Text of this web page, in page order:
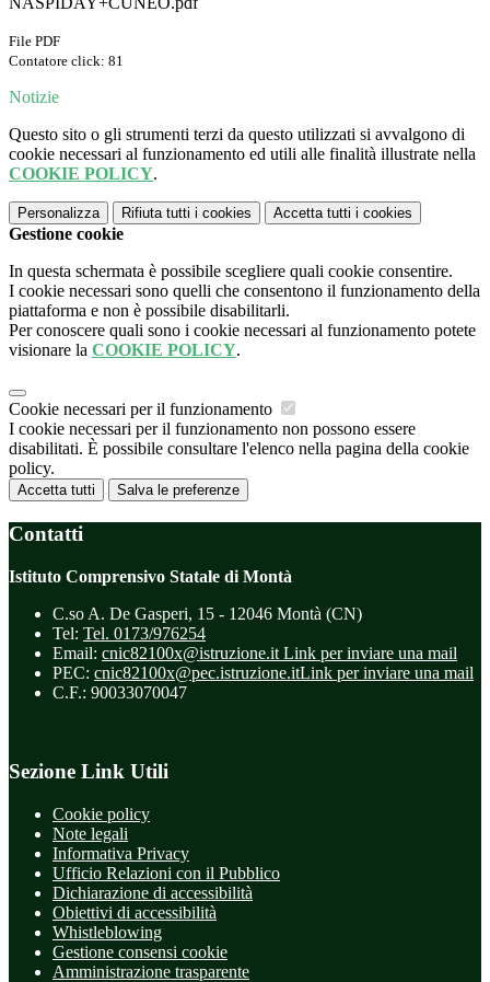
File PDF
Contatore click: 81
Notizie
Questo sito o gli strumenti terzi da questo utilizzati si avvalgono di
cookie necessari al funzionamento ed utili alle finalità illustrate nella
COOKIE POLICY.
Personalizza Rifiuta tutti i cookies Accetta tutti i cookies
Gestione cookie
In questa schermata è possibile scegliere quali cookie consentire.
I cookie necessari sono quelli che consentono il funzionamento della
piattaforma e non è possibile disabilitarli.
Per conoscere quali sono i cookie necessari al funzionamento potete
visionare la COOKIE POLICY.
Cookie necessari per il funzionamento
I cookie necessari per il funzionamento non possono essere
disabilitati. È possibile consultare l'elenco nella pagina della cookie
policy.
Accetta tutti Salva le preferenze
Contatti
Istituto Comprensivo Statale di Montà
C.so A. De Gasperi, 15 - 12046 Montà (CN)
Tel: Tel. 0173/976254
Email: cnic82100x@istruzione.it Link per inviare una mail
PEC: cnic82100x@pec.istruzione.itLink per inviare una mail
C.F.: 90033070047
Sezione Link Utili
Cookie policy
Note legali
Informativa Privacy
Ufficio Relazioni con il Pubblico
Dichiarazione di accessibilità
Obiettivi di accessibilità
Whistleblowing
Gestione consensi cookie
Amministrazione trasparente